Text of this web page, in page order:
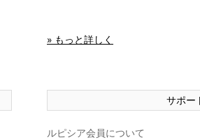
» もっと詳しく
サポー
ルピシア会員について